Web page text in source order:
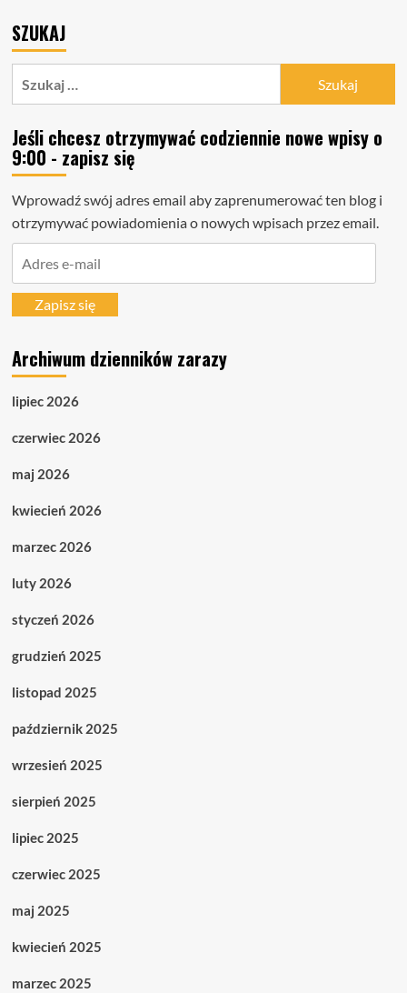
SZUKAJ
Jeśli chcesz otrzymywać codziennie nowe wpisy o
9:00 - zapisz się
Wprowadź swój adres email aby zaprenumerować ten blog i
otrzymywać powiadomienia o nowych wpisach przez email.
mailZapisz się
Archiwum dzienników zarazy
lipiec 2026
czerwiec 2026
maj 2026
kwiecień 2026
marzec 2026
luty 2026
styczeń 2026
grudzień 2025
listopad 2025
październik 2025
wrzesień 2025
sierpień 2025
lipiec 2025
czerwiec 2025
maj 2025
kwiecień 2025
marzec 2025